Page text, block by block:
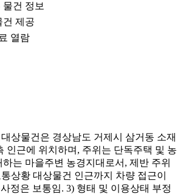
건 정보
건 제공
열람
상물건은 경상남도 거제시 삼거동 소재
인근에 위치하며, 주위는 단독주택 및 농
는 마을주변 농경지대로서, 제반 주위
상황 대상물건 인근까지 차량 접근이
정은 보통임. 3) 형태 및 이용상태 부정